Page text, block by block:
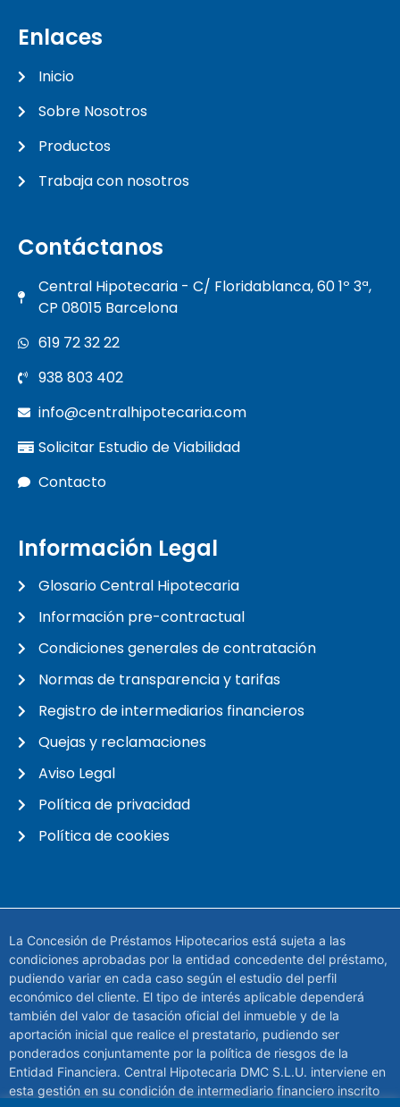
Enlaces
Inicio
Sobre Nosotros
Productos
Trabaja con nosotros
Contáctanos
Central Hipotecaria - C/ Floridablanca, 60 1º 3ª,
CP 08015 Barcelona
619 72 32 22
938 803 402
info@centralhipotecaria.com
Solicitar Estudio de Viabilidad
Contacto
Información Legal
Glosario Central Hipotecaria
Información pre-contractual
Condiciones generales de contratación
Normas de transparencia y tarifas
Registro de intermediarios financieros
Quejas y reclamaciones
Aviso Legal
Política de privacidad
Política de cookies
La Concesión de Préstamos Hipotecarios está sujeta a las
condiciones aprobadas por la entidad concedente del préstamo,
pudiendo variar en cada caso según el estudio del perfil
económico del cliente. El tipo de interés aplicable dependerá
también del valor de tasación oficial del inmueble y de la
aportación inicial que realice el prestatario, pudiendo ser
ponderados conjuntamente por la política de riesgos de la
Entidad Financiera. Central Hipotecaria DMC S.L.U. interviene en
esta gestión en su condición de intermediario financiero inscrito